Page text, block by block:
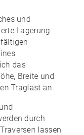
und
Lagerung
das
Breite und
Traglast an.
durch
lassen